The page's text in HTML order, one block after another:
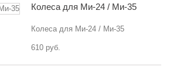
Колеса для Ми-24 / Ми-35
Колеса для Ми-24 / Ми-35
610 руб.